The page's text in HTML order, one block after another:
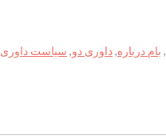
, بام درباره,داوری دو, سیاست داوری